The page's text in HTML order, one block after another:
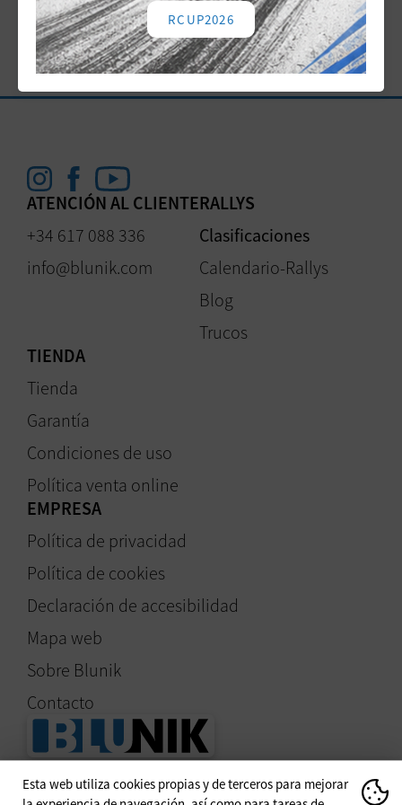
Noticia anterior Noticia siguiente
Especialistas en
ATENCIÓN AL CLIENTE
+34 617 088 336
info@blunik.com
RALLYS
Clasificaciones
Calendario-Rallys
Blog
Trucos
TIENDA
Tienda
Garantía
Condiciones de uso
Política venta online
EMPRESA
Política de privacidad
Política de cookies
Declaración de accesibilidad
Mapa web
Sobre Blunik
Contacto
Esta web utiliza cookies propias y de terceros para mejorar
RCUP2026